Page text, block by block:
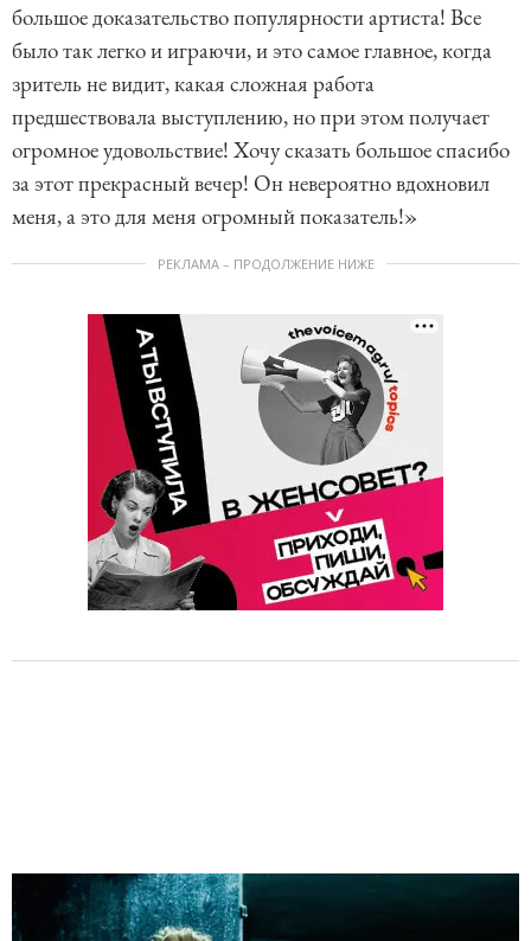
большое доказательство популярности артиста! Все
было так легко и играючи, и это самое главное, когда
зритель не видит, какая сложная работа
предшествовала выступлению, но при этом получает
огромное удовольствие! Хочу сказать большое спасибо
за этот прекрасный вечер! Он невероятно вдохновил
меня, а это для меня огромный показатель!»
РЕКЛАМА – ПРОДОЛЖЕНИЕ НИЖЕ